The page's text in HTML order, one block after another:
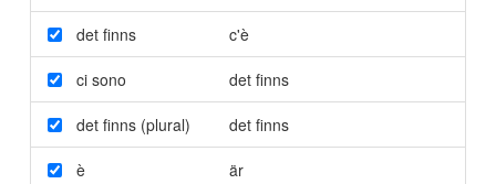
det finns c'è
ci sono det finns
det finns (plural) det finns
è är